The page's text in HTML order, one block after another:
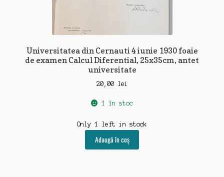
Universitatea din Cernauti 4 iunie 1930 foaie
de examen Calcul Diferential, 25x35cm, antet
universitate
20,00 lei
1 în stoc
Only 1 left in stock
Adaugă în coș